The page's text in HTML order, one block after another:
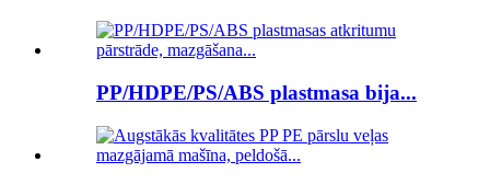
PP/HDPE/PS/ABS plastmasa bija...